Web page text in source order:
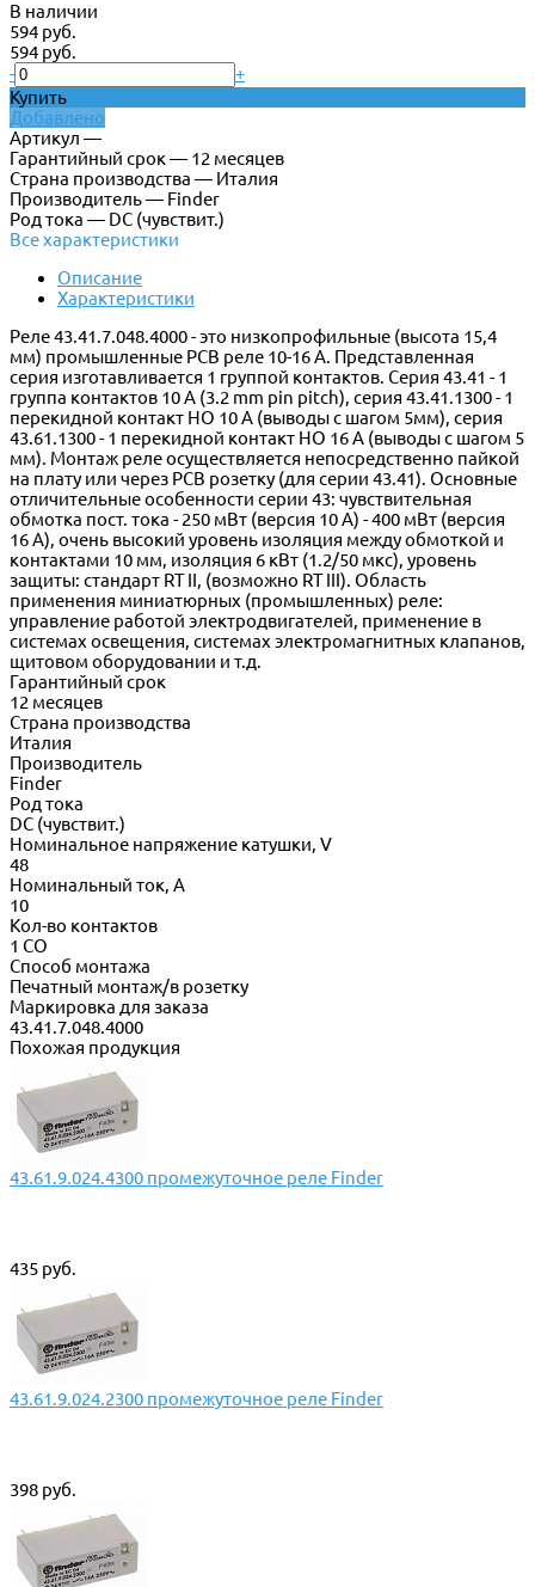
В наличии
594 руб.
594 руб.
-
+
Купить
Добавлено
Артикул —
Гарантийный срок — 12 месяцев
Страна производства — Италия
Производитель — Finder
Род тока — DC (чувствит.)
Все характеристики
Описание
Характеристики
Реле 43.41.7.048.4000 - это низкопрофильные (высота 15,4
мм) промышленные PCB реле 10-16 A. Представленная
серия изготавливается 1 группой контактов. Серия 43.41 - 1
группа контактов 10 A (3.2 mm pin pitch), серия 43.41.1300 - 1
перекидной контакт НО 10 A (выводы с шагом 5мм), серия
43.61.1300 - 1 перекидной контакт НО 16 A (выводы с шагом 5
мм). Монтаж реле осуществляется непосредственно пайкой
на плату или через PCB розетку (для серии 43.41). Основные
отличительные особенности серии 43: чувствительная
обмотка пост. тока - 250 мВт (версия 10 A) - 400 мВт (версия
16 A), очень высокий уровень изоляция между обмоткой и
контактами 10 мм, изоляция 6 кВт (1.2/50 мкс), уровень
защиты: стандарт RT II, (возможно RT III). Область
применения миниатюрных (промышленных) реле:
управление работой электродвигателей, применение в
системах освещения, системах электромагнитных клапанов,
щитовом оборудовании и т.д.
Гарантийный срок
12 месяцев
Страна производства
Италия
Производитель
Finder
Род тока
DC (чувствит.)
Номинальное напряжение катушки, V
48
Номинальный ток, А
10
Кол-во контактов
1 CO
Способ монтажа
Печатный монтаж/в розетку
Маркировка для заказа
43.41.7.048.4000
Похожая продукция
43.61.9.024.4300 промежуточное реле Finder
435 руб.
43.61.9.024.2300 промежуточное реле Finder
398 руб.